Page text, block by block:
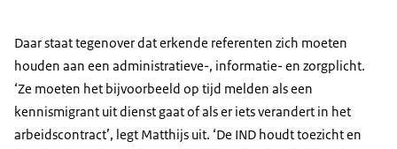
Daar staat tegenover dat erkende referenten zich moeten
houden aan een administratieve-, informatie- en zorgplicht.
‘Ze moeten het bijvoorbeeld op tijd melden als een
kennismigrant uit dienst gaat of als er iets verandert in het
arbeidscontract’, legt Matthijs uit. ‘De IND houdt toezicht en